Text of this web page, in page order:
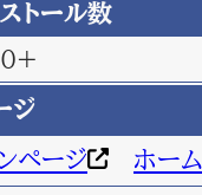
トール数
ジ
ページ ホー